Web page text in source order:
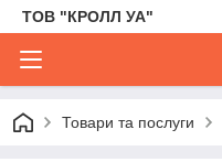
ТОВ "КРОЛЛ УА"
Товари та послуги